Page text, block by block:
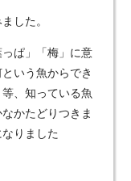
した。
っぱ」「梅」に意
いう魚からでき
、知っている魚
かたどりつきま
りました